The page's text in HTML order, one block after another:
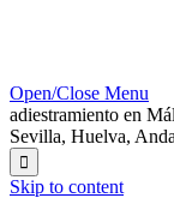
Open/Close Menu
adiestramiento en
Sevilla, Huelva,

Skip to content